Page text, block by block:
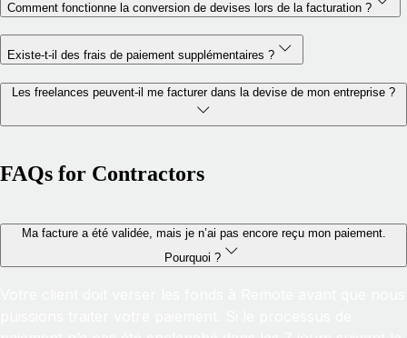
Comment fonctionne la conversion de devises lors de la facturation ?
Existe-t-il des frais de paiement supplémentaires ?
Les freelances peuvent-il me facturer dans la devise de mon entreprise ?
FAQs for Contractors
Ma facture a été validée, mais je n’ai pas encore reçu mon paiement.
Pourquoi ?